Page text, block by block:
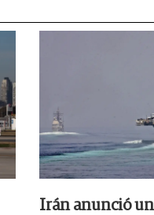
Irán anunció